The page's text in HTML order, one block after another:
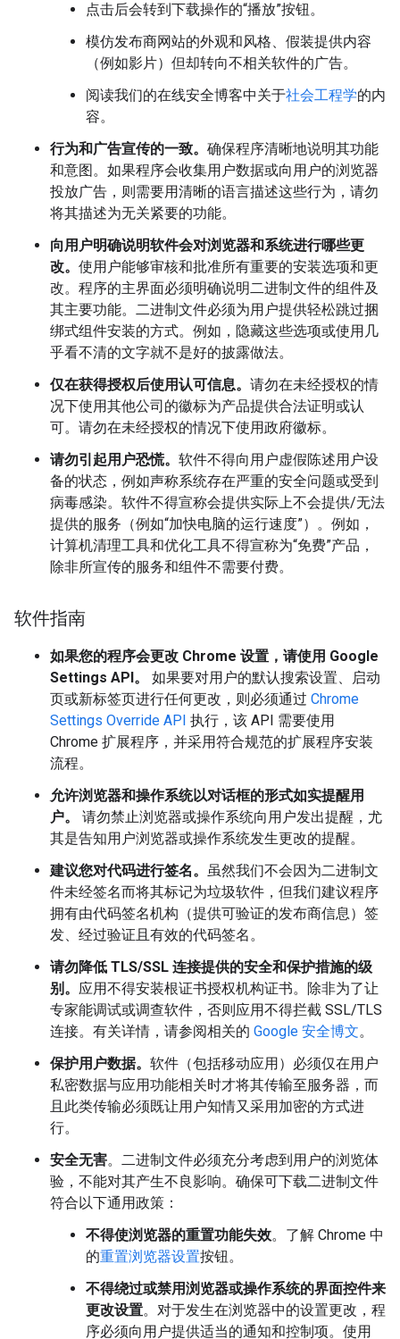
点击后会转到下载操作的“播放”按钮。
模仿发布商网站的外观和风格、假装提供内容
（例如影片）但却转向不相关软件的广告。
阅读我们的在线安全博客中关于社会工程学的内
容。
行为和广告宣传的一致。 确保程序清晰地说明其功能
和意图。如果程序会收集用户数据或向用户的浏览器
投放广告，则需要用清晰的语言描述这些行为，请勿
将其描述为无关紧要的功能。
向用户明确说明软件会对浏览器和系统进行哪些更
改。 使用户能够审核和批准所有重要的安装选项和更
改。程序的主界面必须明确说明二进制文件的组件及
其主要功能。二进制文件必须为用户提供轻松跳过捆
绑式组件安装的方式。例如，隐藏这些选项或使用几
乎看不清的文字就不是好的披露做法。
仅在获得授权后使用认可信息。 请勿在未经授权的情
况下使用其他公司的徽标为产品提供合法证明或认
可。请勿在未经授权的情况下使用政府徽标。
请勿引起用户恐慌。 软件不得向用户虚假陈述用户设
备的状态，例如声称系统存在严重的安全问题或受到
病毒感染。软件不得宣称会提供实际上不会提供/无法
提供的服务（例如“加快电脑的运行速度”）。例如，
计算机清理工具和优化工具不得宣称为“免费”产品，
除非所宣传的服务和组件不需要付费。
软件指南
如果您的程序会更改 Chrome 设置，请使用 Google
Settings API。
如果要对用户的默认搜索设置、启动
页或新标签页进行任何更改，则必须通过 Chrome
Settings Override API 执行，该 API 需要使用
Chrome 扩展程序，并采用符合规范的扩展程序安装
流程。
允许浏览器和操作系统以对话框的形式如实提醒用
户。
请勿禁止浏览器或操作系统向用户发出提醒，尤
其是告知用户浏览器或操作系统发生更改的提醒。
建议您对代码进行签名。 虽然我们不会因为二进制文
件未经签名而将其标记为垃圾软件，但我们建议程序
拥有由代码签名机构（提供可验证的发布商信息）签
发、经过验证且有效的代码签名。
请勿降低 TLS/SSL 连接提供的安全和保护措施的级
别。 应用不得安装根证书授权机构证书。除非为了让
专家能调试或调查软件，否则应用不得拦截 SSL/TLS
连接。有关详情，请参阅相关的 Google 安全博文。
保护用户数据。 软件（包括移动应用）必须仅在用户
私密数据与应用功能相关时才将其传输至服务器，而
且此类传输必须既让用户知情又采用加密的方式进
行。
安全无害。二进制文件必须充分考虑到用户的浏览体
验，不能对其产生不良影响。确保可下载二进制文件
符合以下通用政策：
不得使浏览器的重置功能失效。了解 Chrome 中
的重置浏览器设置按钮。
不得绕过或禁用浏览器或操作系统的界面控件来
更改设置。对于发生在浏览器中的设置更改，程
序必须向用户提供适当的通知和控制项。使用